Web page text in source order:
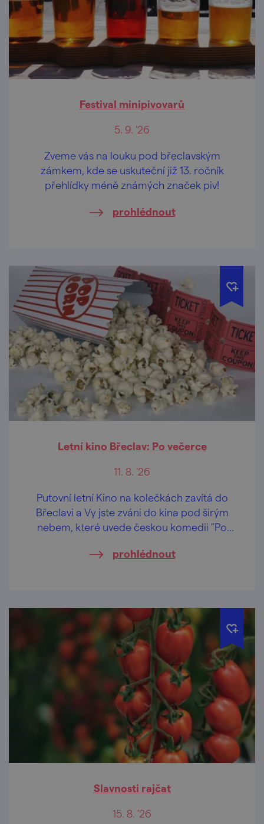
Festival minipivovarů
5. 9. '26
Zveme vás na louku pod břeclavským
zámkem, kde se uskuteční již 13. ročník
přehlídky méně známých značek piv!
prohlédnout
Letní kino Břeclav: Po večerce
11. 8. '26
Putovní letní Kino na kolečkách zavítá do
Břeclavi a Vy jste zváni do kina pod širým
nebem, které uvede českou komedii "Po
prohlédnout
Slavnosti rajčat
15. 8. '26